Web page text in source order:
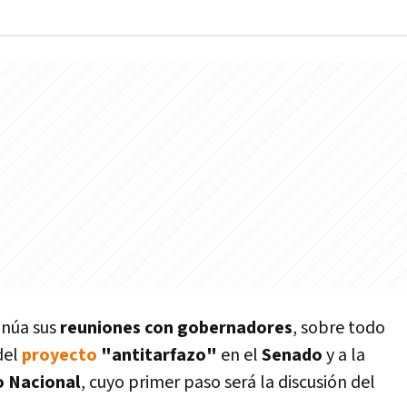
susreuniones con gobernadores, sobre todo
proyecto "antitarfazo" en elSenadoy a la
Nacional, cuyo primer paso será la discusión del